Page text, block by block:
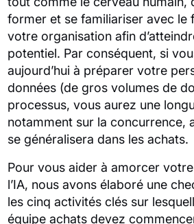
former et se familiariser avec le
votre organisation afin
potentiel. Par conséquent, si
aujourd’hui à préparer votre
données (de gros volumes de
processus, vous aurez une
notamment sur la concurrence,
se généralisera dans les achats.
Pour vous aider à amorcer
l’IA, nous avons élaboré une
les cinq activités clés sur
équipe achats devez